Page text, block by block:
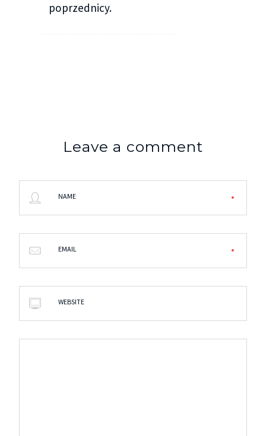
poprzednicy.
Leave a comment
NAME
EMAIL
WEBSITE